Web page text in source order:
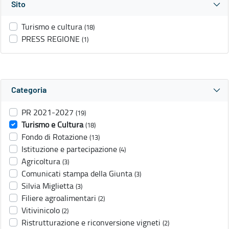
Sito
Turismo e cultura (18)
PRESS REGIONE (1)
Categoria
PR 2021-2027 (19)
Turismo e Cultura (18)
Fondo di Rotazione (13)
Istituzione e partecipazione (4)
Agricoltura (3)
Comunicati stampa della Giunta (3)
Silvia Miglietta (3)
Filiere agroalimentari (2)
Vitivinicolo (2)
Ristrutturazione e riconversione vigneti (2)